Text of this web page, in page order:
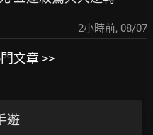
2小時前, 08/07
文章 >>
遊